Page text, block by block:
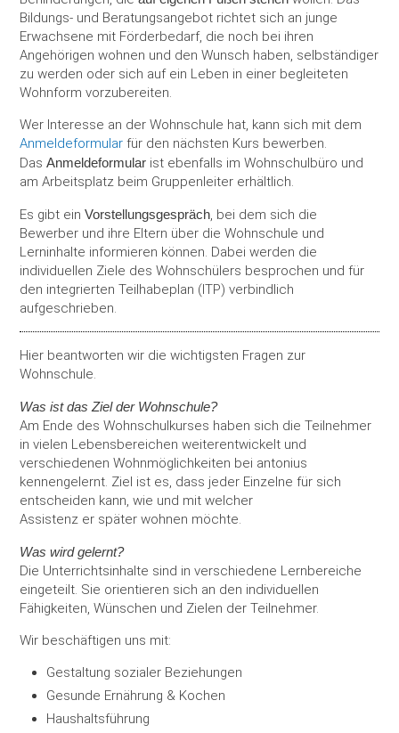
Bildungs- und Beratungsangebot richtet sich an junge
Erwachsene mit Förderbedarf, die noch bei ihren
Angehörigen wohnen und den Wunsch haben, selbständiger
zu werden oder sich auf ein Leben in einer begleiteten
Wohnform vorzubereiten.
Wer Interesse an der Wohnschule hat, kann sich mit dem
Anmeldeformular für den nächsten Kurs bewerben.
DasAnmeldeformular ist ebenfalls im Wohnschulbüro und
am Arbeitsplatz beim Gruppenleiter erhältlich.
Es gibt einVorstellungsgespräch, bei dem sich die
Bewerber und ihre Eltern über die Wohnschule und
Lerninhalte informieren können. Dabei werden die
individuellen Ziele des Wohnschülers besprochen und für
den integrierten Teilhabeplan (ITP) verbindlich
aufgeschrieben.
Hier beantworten wir die wichtigsten Fragen zur
Wohnschule.
Was ist das Ziel der Wohnschule?
Am Ende des Wohnschulkurses haben sich die Teilnehmer
in vielen Lebensbereichen weiterentwickelt und
verschiedenen Wohnmöglichkeiten bei antonius
kennengelernt. Ziel ist es, dass jeder Einzelne für sich
entscheiden kann, wie und mit welcher
Assistenz er später wohnen möchte.
Was wird gelernt?
Die Unterrichtsinhalte sind in verschiedene Lernbereiche
eingeteilt. Sie orientieren sich an den individuellen
Fähigkeiten, Wünschen und Zielen der Teilnehmer.
Wir beschäftigen uns mit:
Gestaltung sozialer Beziehungen
Gesunde Ernährung & Kochen
Haushaltsführung
Herstellung